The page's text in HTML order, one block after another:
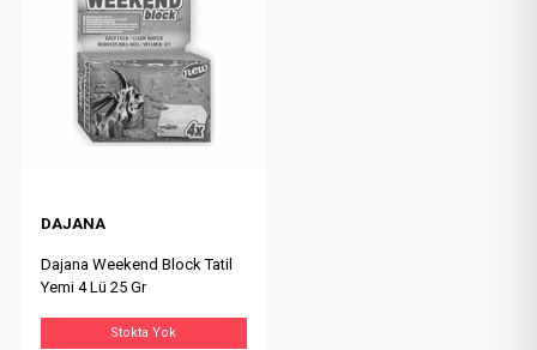
DAJANA
Dajana Weekend Block Tatil
Yemi 4 Lü 25 Gr
Stokta Yok